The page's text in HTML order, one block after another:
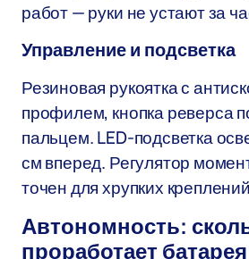
работ — руки не устают за
Управление и подсветка
Резиновая рукоятка с
профилем, кнопка реверса
пальцем. LED-подсветка
см вперед. Регулятор
точен для хрупких
Автономность:
проработает батарея